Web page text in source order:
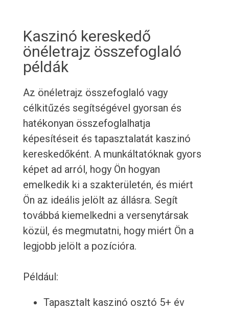
Kaszinó kereskedő
önéletrajz összefoglaló
példák
Az önéletrajz összefoglaló vagy
célkitűzés segítségével gyorsan és
hatékonyan összefoglalhatja
képesítéseit és tapasztalatát kaszinó
kereskedőként. A munkáltatóknak gyors
képet ad arról, hogy Ön hogyan
emelkedik ki a szakterületén, és miért
Ön az ideális jelölt az állásra. Segít
továbbá kiemelkedni a versenytársak
közül, és megmutatni, hogy miért Ön a
legjobb jelölt a pozícióra.
Például:
Tapasztalt kaszinó osztó 5+ év